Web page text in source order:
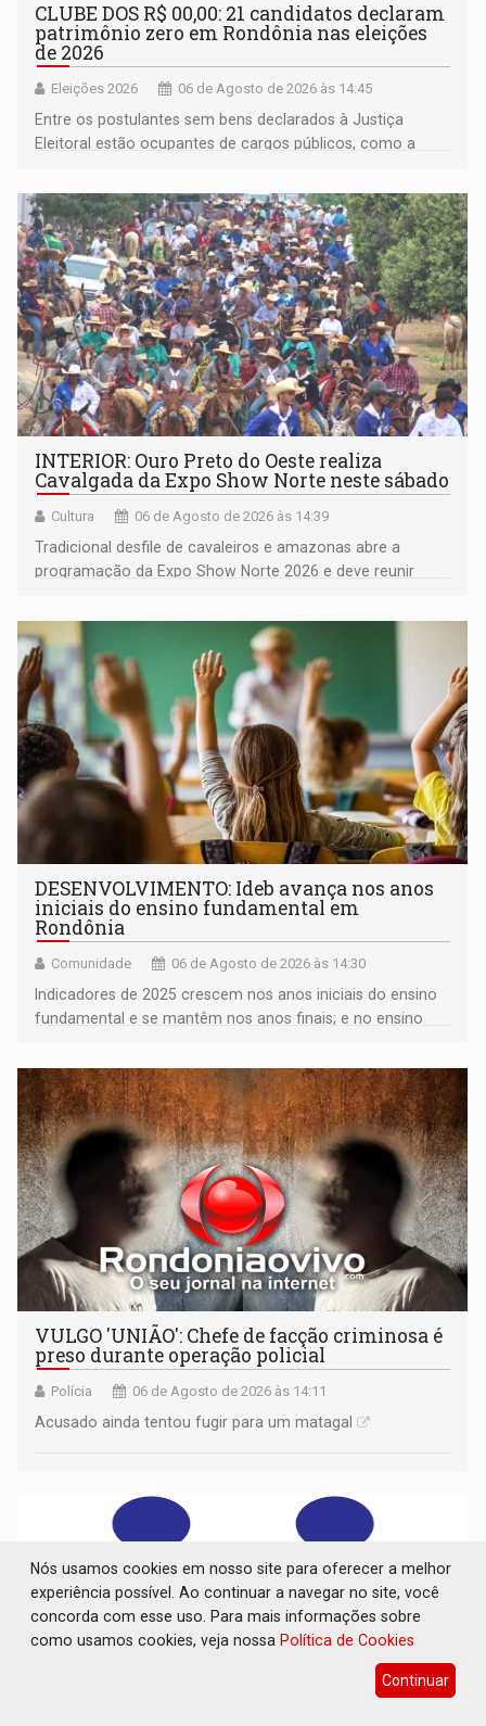
CLUBE DOS R$ 00,00: 21 candidatos declaram
patrimônio zero em Rondônia nas eleições
de 2026
Eleições 2026 06 de Agosto de 2026 às 14:45
Entre os postulantes sem bens declarados à Justiça
Eleitoral estão ocupantes de cargos públicos, como a
Pedro Geovar (PP) e a vice-prefeita Magna dos Anjos
(NOVO)
INTERIOR: Ouro Preto do Oeste realiza
Cavalgada da Expo Show Norte neste sábado
Cultura 06 de Agosto de 2026 às 14:39
Tradicional desfile de cavaleiros e amazonas abre a
programação da Expo Show Norte 2026 e deve reunir
DESENVOLVIMENTO: Ideb avança nos anos
iniciais do ensino fundamental em
Rondônia
Comunidade 06 de Agosto de 2026 às 14:30
Indicadores de 2025 crescem nos anos iniciais do ensino
fundamental e se mantêm nos anos finais; e no ensino
VULGO 'UNIÃO': Chefe de facção criminosa é
preso durante operação policial
Polícia 06 de Agosto de 2026 às 14:11
Acusado ainda tentou fugir para um matagal
Nós usamos cookies em nosso site para oferecer a melhor
experiência possível. Ao continuar a navegar no site, você
concorda com esse uso. Para mais informações sobre
como usamos cookies, veja nossa Política de Cookies
Continuar